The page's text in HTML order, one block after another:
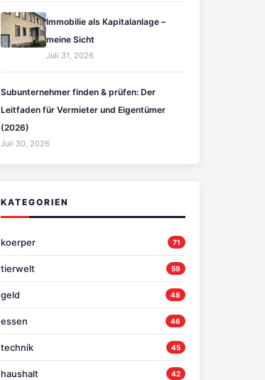
Immobilie als Kapitalanlage –
meine Sicht
Juli 31, 2026
Subunternehmer finden & prüfen: Der
Leitfaden für Vermieter und Eigentümer
(2026)
Juli 30, 2026
KATEGORIEN
koerper 71
tierwelt 59
geld 48
essen 46
technik 45
haushalt 42